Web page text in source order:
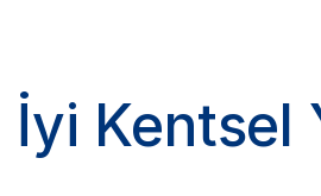
İyi Kentsel